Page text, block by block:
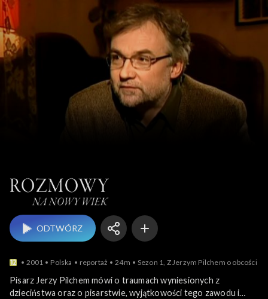
Rozmowy na nowy wiek
ODTWÓRZ
2001 Polska reportaż 24m Sezon 1, Z Jerzym Pilchem o obcości
Pisarz Jerzy Pilchem mówi o traumach wyniesionych z
dzieciństwa oraz o pisarstwie, wyjątkowości tego zawodu i